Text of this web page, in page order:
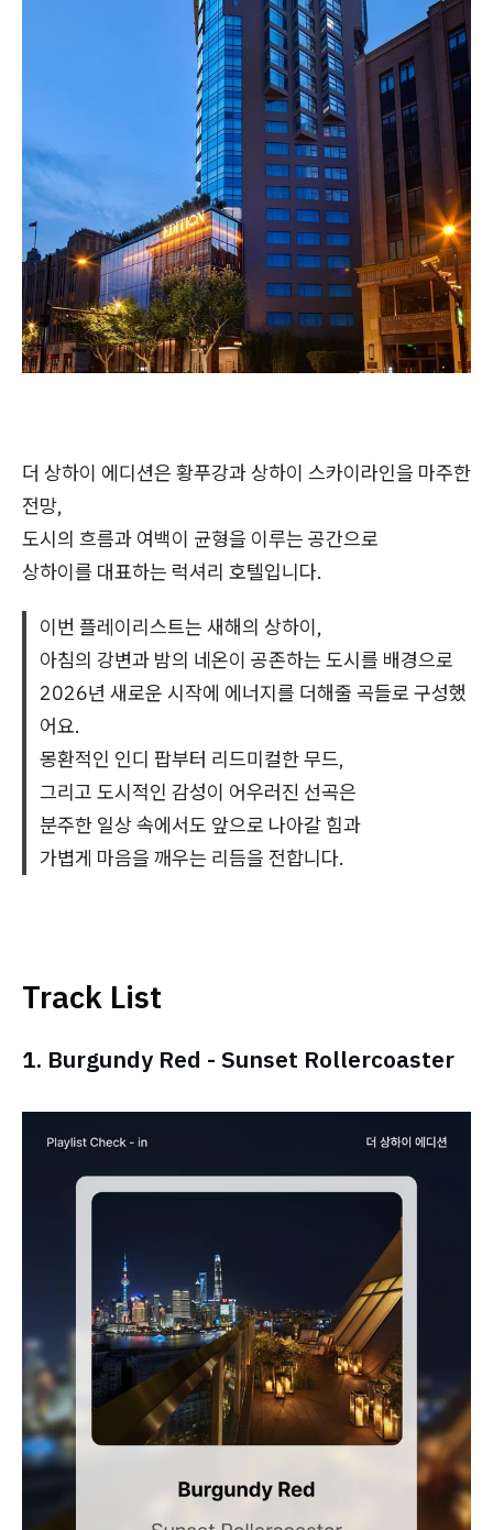
더 상하이 에디션은 황푸강과 상하이 스카이라인을 마주한
전망,
도시의 흐름과 여백이 균형을 이루는 공간으로
상하이를 대표하는 럭셔리 호텔입니다.
이번 플레이리스트는 새해의 상하이,
아침의 강변과 밤의 네온이 공존하는 도시를 배경으로
2026년 새로운 시작에 에너지를 더해줄 곡들로 구성했
어요.
몽환적인 인디 팝부터 리드미컬한 무드,
그리고 도시적인 감성이 어우러진 선곡은
분주한 일상 속에서도 앞으로 나아갈 힘과
가볍게 마음을 깨우는 리듬을 전합니다.
Track List
1. Burgundy Red - Sunset Rollercoaster